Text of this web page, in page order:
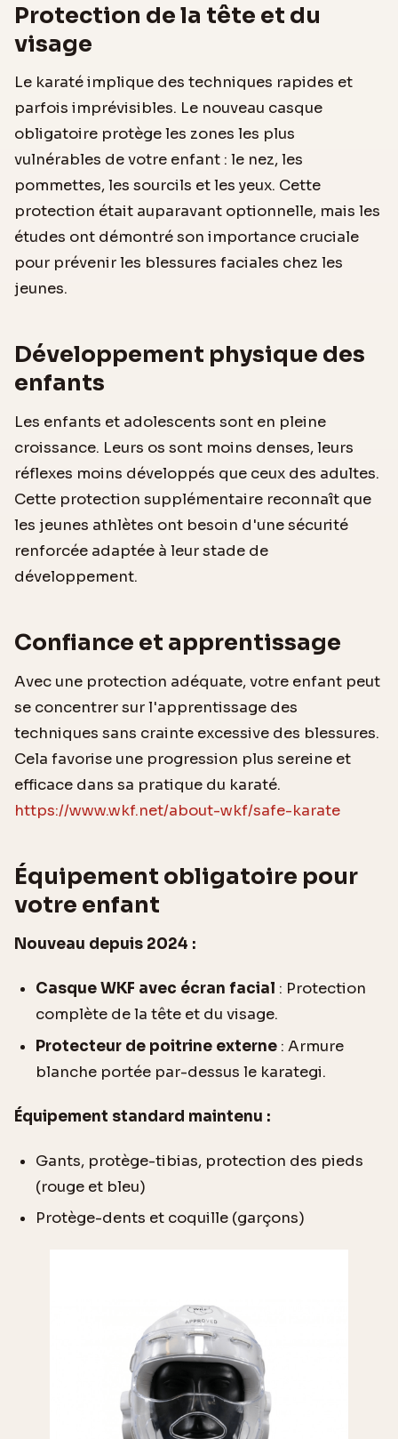
Protection de la tête et du
visage
Le karaté implique des techniques rapides et
parfois imprévisibles. Le nouveau casque
obligatoire protège les zones les plus
vulnérables de votre enfant : le nez, les
pommettes, les sourcils et les yeux. Cette
protection était auparavant optionnelle, mais les
études ont démontré son importance cruciale
pour prévenir les blessures faciales chez les
jeunes.
Développement physique des
enfants
Les enfants et adolescents sont en pleine
croissance. Leurs os sont moins denses, leurs
réflexes moins développés que ceux des adultes.
Cette protection supplémentaire reconnaît que
les jeunes athlètes ont besoin d'une sécurité
renforcée adaptée à leur stade de
développement.
Confiance et apprentissage
Avec une protection adéquate, votre enfant peut
se concentrer sur l'apprentissage des
techniques sans crainte excessive des blessures.
Cela favorise une progression plus sereine et
efficace dans sa pratique du karaté.
https://www.wkf.net/about-wkf/safe-karate
Équipement obligatoire pour
votre enfant
Nouveau depuis 2024 :
Casque WKF avec écran facial : Protection
complète de la tête et du visage.
Protecteur de poitrine externe : Armure
blanche portée par-dessus le karategi.
Équipement standard maintenu :
Gants, protège-tibias, protection des pieds
(rouge et bleu)
Protège-dents et coquille (garçons)